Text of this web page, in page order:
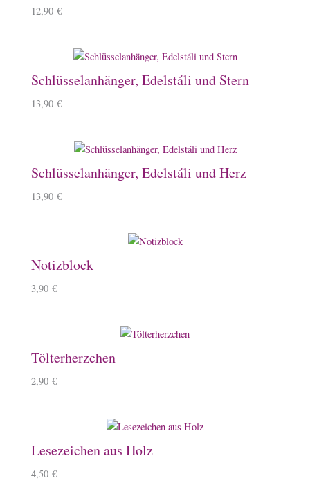
12,90 €
Schlüsselanhänger, Edelstáli und Stern
13,90 €
Schlüsselanhänger, Edelstáli und Herz
13,90 €
Notizblock
3,90 €
Tölterherzchen
2,90 €
Lesezeichen aus Holz
4,50 €